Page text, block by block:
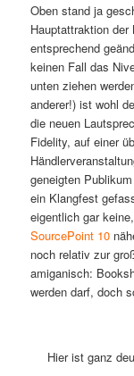
Oben stand ja
Hauptattraktion
entsprechend
keinen Fall das
unten ziehen
anderer!) ist wohl
die neuen
Fidelity, auf einer
geneigten
ein Klangfest
eigentlich gar
SourcePoint 10
noch relativ zur
amiganisch:
werden darf, doch
Hier ist ganz